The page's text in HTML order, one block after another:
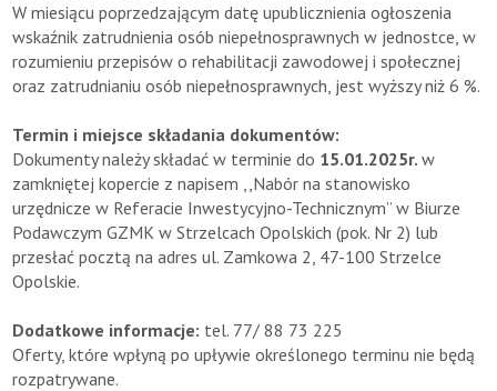
W miesiącu poprzedzającym datę upublicznienia ogłoszenia
wskaźnik zatrudnienia osób niepełnosprawnych w jednostce, w
rozumieniu przepisów o rehabilitacji zawodowej i społecznej
oraz zatrudnianiu osób niepełnosprawnych, jest wyższy niż 6 %.
Termin i miejsce składania dokumentów:
Dokumenty należy składać w terminie do 15.01.2025r.w
zamkniętej kopercie z napisem ,,Nabór na stanowisko
urzędnicze w Referacie Inwestycyjno-Technicznym” w Biurze
Podawczym GZMK w Strzelcach Opolskich (pok. Nr 2) lub
przesłać pocztą na adres ul. Zamkowa 2, 47-100 Strzelce
Opolskie.
Dodatkowe informacje: tel. 77/ 88 73 225
Oferty, które wpłyną po upływie określonego terminu nie będą
rozpatrywane.